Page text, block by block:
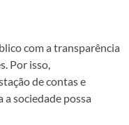
com a transparência
Por isso,
de contas e
sociedade possa